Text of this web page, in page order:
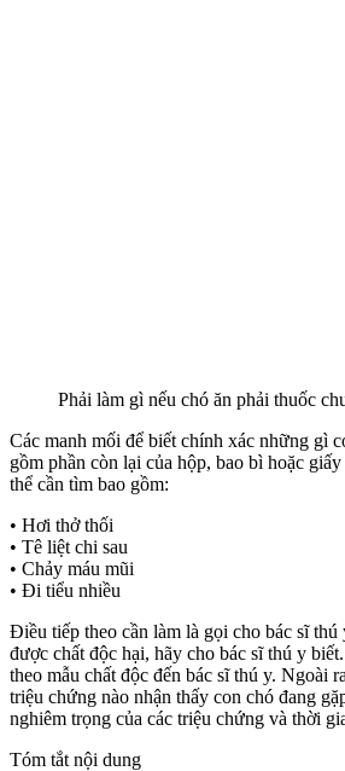
Phải làm gì nếu chó ăn phải thuốc
Các manh mối để biết chính xác những gì
gồm phần còn lại của hộp, bao bì hoặc
thể cần tìm bao gồm:
• Hơi thở thối
• Tê liệt chi sau
• Chảy máu mũi
• Đi tiểu nhiều
Điều tiếp theo cần làm là gọi cho bác sĩ thú
được chất độc hại, hãy cho bác sĩ thú y
theo mẫu chất độc đến bác sĩ thú y. Ngoài
triệu chứng nào nhận thấy con chó đang
nghiêm trọng của các triệu chứng và thời
Tóm tắt nội dung